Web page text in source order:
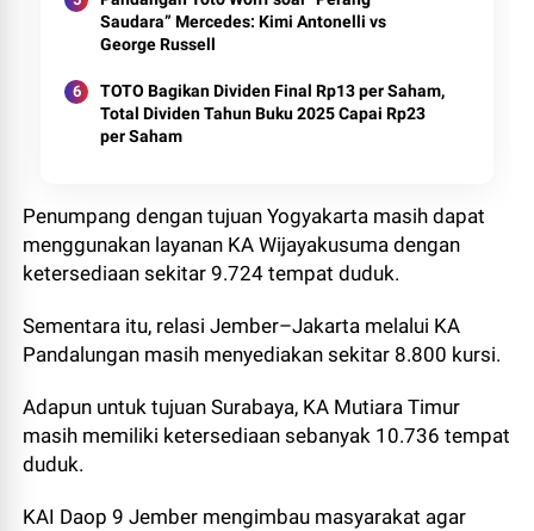
Saudara” Mercedes: Kimi Antonelli vs
George Russell
TOTO Bagikan Dividen Final Rp13 per Saham,
Total Dividen Tahun Buku 2025 Capai Rp23
per Saham
Penumpang dengan tujuan Yogyakarta masih dapat
menggunakan layanan KA Wijayakusuma dengan
ketersediaan sekitar 9.724 tempat duduk.
Sementara itu, relasi Jember–Jakarta melalui KA
Pandalungan masih menyediakan sekitar 8.800 kursi.
Adapun untuk tujuan Surabaya, KA Mutiara Timur
masih memiliki ketersediaan sebanyak 10.736 tempat
duduk.
KAI Daop 9 Jember mengimbau masyarakat agar